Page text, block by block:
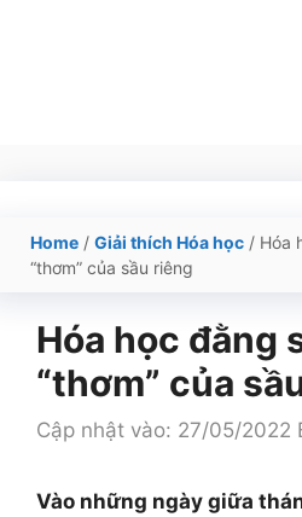
Home / Giải thích Hóa học / Hóa
“thơm” của sầu riêng
Hóa học đằng
“thơm” của
Cập nhật vào: 27/05/2022
Vào những ngày giữa